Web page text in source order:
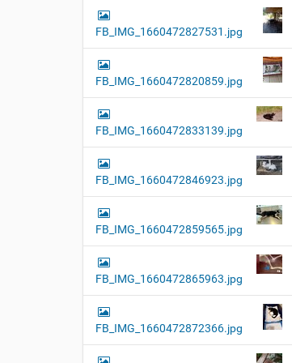
FB_IMG_1660472827531.jpg
FB_IMG_1660472820859.jpg
FB_IMG_1660472833139.jpg
FB_IMG_1660472846923.jpg
FB_IMG_1660472859565.jpg
FB_IMG_1660472865963.jpg
FB_IMG_1660472872366.jpg